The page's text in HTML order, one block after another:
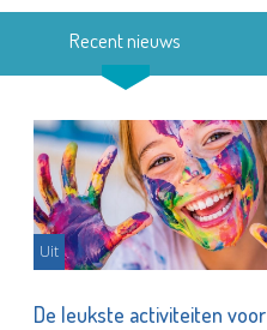
Recent nieuws
Uit
De leukste activiteiten voor